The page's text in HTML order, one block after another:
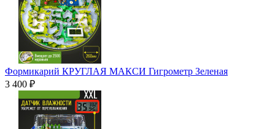
Формикарий КРУГЛАЯ МАКСИ Гигрометр Зеленая
3 400 ₽